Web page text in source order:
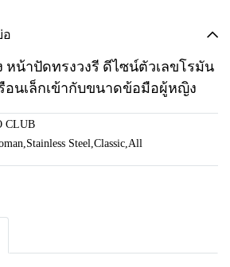
อ
น้าปัดทรงวงรี ดีไซน์ตัวเลขโรมัน
อนเล็กเข้ากับขนาดข้อมือผู้หญิง
CLUB
,Stainless Steel,Classic,All